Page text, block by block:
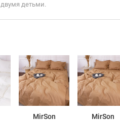
двумя детьми.
MirSon
MirSon